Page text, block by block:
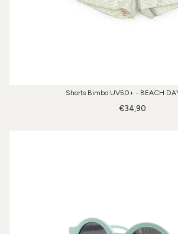
Shorts Bimbo UV50+ - BEACH
€34,90